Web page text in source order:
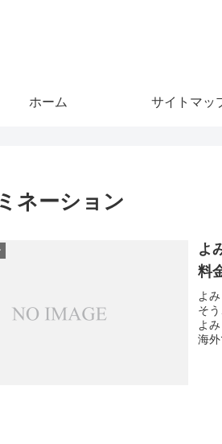
ホーム サイトマッ
ネーション
よ
料
よ
そ
よ
海